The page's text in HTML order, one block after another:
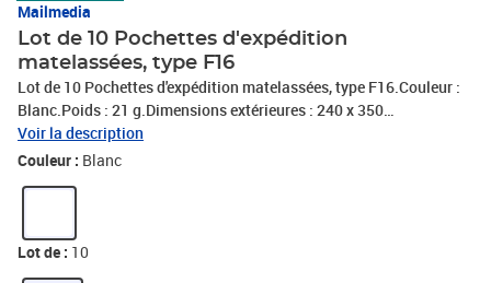
Mailmedia
Lot de 10 Pochettes d'expédition
matelassées, type F16
Lot de 10 Pochettes d'expédition matelassées, type F16.Couleur :
Blanc.Poids : 21 g.Dimensions extérieures : 240 x 350
mm.Dimensions intérieures : 215 x 340 mm.Adhésives avec
bandes de protection.Ouverture facile et simple.Sans
Voir la description
Couleur : Blanc
Lot de : 10